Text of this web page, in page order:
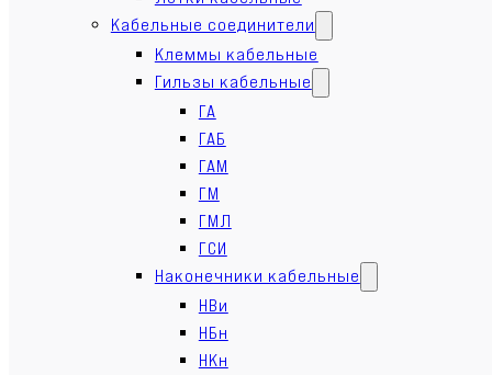
Кабельные соединители
Клеммы кабельные
Гильзы кабельные
ГА
ГАБ
ГАМ
ГМ
ГМЛ
ГСИ
Наконечники кабельные
НВи
НБн
НКн